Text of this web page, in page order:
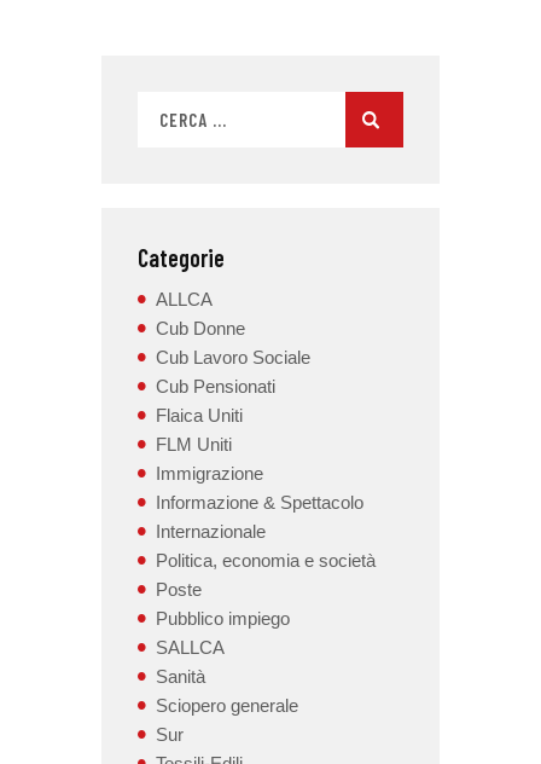
Categorie
ALLCA
Cub Donne
Cub Lavoro Sociale
Cub Pensionati
Flaica Uniti
FLM Uniti
Immigrazione
Informazione & Spettacolo
Internazionale
Politica, economia e società
Poste
Pubblico impiego
SALLCA
Sanità
Sciopero generale
Sur